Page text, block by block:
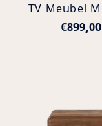
TV Meubel
€899,00